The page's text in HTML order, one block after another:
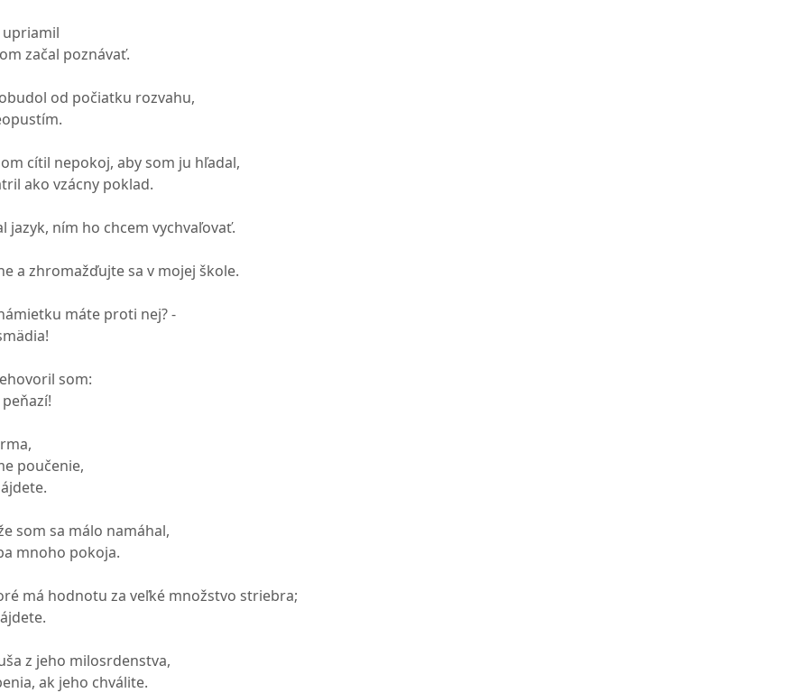
upriamil
začal poznávať.
od počiatku rozvahu,
cítil nepokoj, aby som ju hľadal,
ako vzácny poklad.
jazyk, ním ho chcem vychvaľovať.
a zhromažďujte sa v mojej škole.
máte proti nej? -
som:
poučenie,
som sa málo namáhal,
mnoho pokoja.
má hodnotu za veľké množstvo striebra;
z jeho milosrdenstva,
ak jeho chválite.